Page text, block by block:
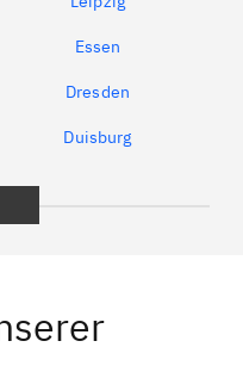
Essen
Dresden
Duisburg
Bamberg